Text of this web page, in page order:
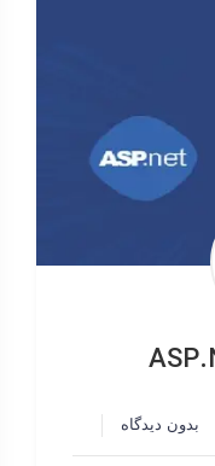
بدون دیدگاه